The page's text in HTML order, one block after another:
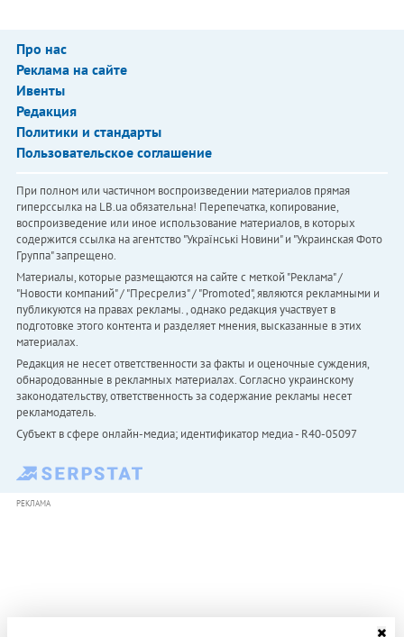
Про нас
Реклама на сайте
Ивенты
Редакция
Политики и стандарты
Пользовательское соглашение
При полном или частичном воспроизведении материалов прямая
гиперссылка на LB.ua обязательна! Перепечатка, копирование,
воспроизведение или иное использование материалов, в которых
содержится ссылка на агентство "Українськi Новини" и "Украинская Фото
Группа" запрещено.
Материалы, которые размещаются на сайте с меткой "Реклама" /
"Новости компаний" / "Пресрелиз" / "Promoted", являются рекламными и
публикуются на правах рекламы. , однако редакция участвует в
подготовке этого контента и разделяет мнения, высказанные в этих
материалах.
Редакция не несет ответственности за факты и оценочные суждения,
обнародованные в рекламных материалах. Согласно украинскому
законодательству, ответственность за содержание рекламы несет
рекламодатель.
Субъект в сфере онлайн-медиа; идентификатор медиа - R40-05097
РЕКЛАМА